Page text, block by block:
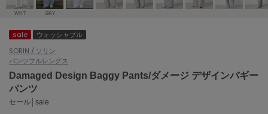
ェア (121)
(124)
アニュアンス
ànuke
アンヌーク
ASICS
アシックス
WHT GRY
sale
ウォッシャブル
SORIN / ソリン
パンツフルレングス
Damaged Design Baggy Pants/ダメージ デザインバギー
パンツ
セール│sale